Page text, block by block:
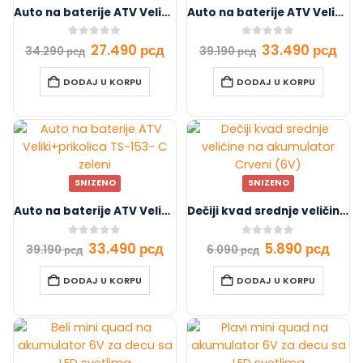
Auto na baterije ATV Veliki TS-153-B zeleni
out of 5
34.290рсд 27.490 рсд
DODAJ U KORPU
Auto na baterije ATV Veliki+prikolica TS-153- C crveni
out of 5
39.190рсд 33.490 рсд
DODAJ U KORPU
SNIZENO
Auto na baterije ATV Veliki+prikolica TS-153- C zeleni
out of 5
39.190рсд 33.490 рсд
DODAJ U KORPU
SNIZENO
Dečiji kvad srednje veličine na akumulator Crveni (6V)
out of 5
6.090рсд 5.890 рсд
DODAJ U KORPU